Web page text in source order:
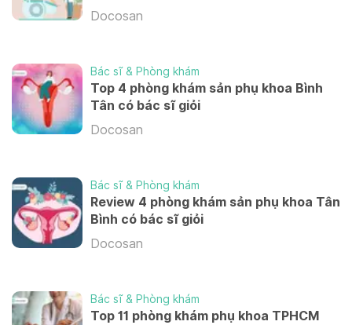
350,000 VND/ lần
Siêu âm sản, phụ khoa (đa thai; Doppler)
450,000 VND/ lần
350,000 VND/ lần
Siêu âm đo độ mờ da gáy (đa thai)
520,000 VND/ lần
View more
800,000 VND/ lần
Đặt vòng tránh thai Mirena
Rút que ngừa thai
1,200,000 VND/ lần
600,000 VND/ lần
Docosan
Bác sĩ & Phòng khám
Top 4 phòng khám sản phụ khoa Bình
Tân có bác sĩ giỏi
Docosan
Bác sĩ & Phòng khám
Review 4 phòng khám sản phụ khoa Tân
Bình có bác sĩ giỏi
Docosan
Bác sĩ & Phòng khám
Top 11 phòng khám phụ khoa TPHCM